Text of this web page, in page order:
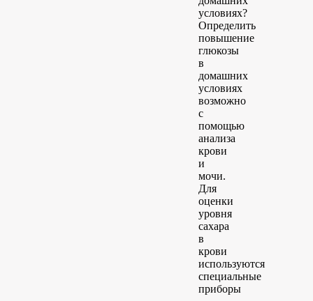
условиях?
Определить
повышение
глюкозы
в
домашних
условиях
возможно
с
помощью
анализа
крови
и
мочи.
Для
оценки
уровня
сахара
в
крови
используются
специальные
приборы